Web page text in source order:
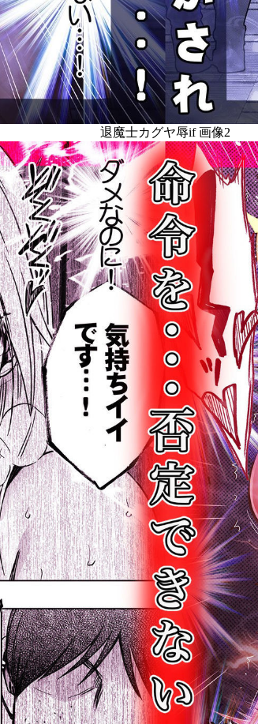
退魔士カグヤ辱if 画像2